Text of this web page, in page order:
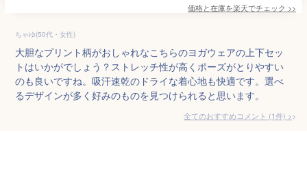
価格と在庫を楽天でチェック >>
ちゃゆ(50代・女性)
大胆なプリント柄がおしゃれなこちらのヨガウェアの上下セッ
トはいかがでしょう？ストレッチ性が高くポーズがとりやすい
のも良いですね。吸汗速乾のドライな着心地も快適です。選べ
るデザインが多く好みのものを見つけられると思います。
全てのおすすめコメント (1件) >